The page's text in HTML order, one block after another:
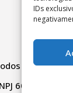
IDs
os direitos
60.665.528/